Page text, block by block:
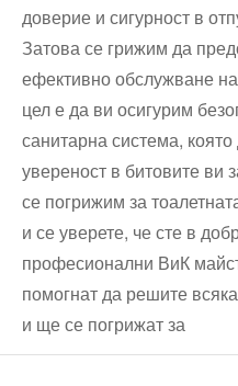
доверие и сигурност в
Затова се грижим да
ефективно обслужване
цел е да ви осигурим
санитарна система,
увереност в битовите ви
се погрижим за
и се уверете, че сте в
професионални ВиК
помогнат да решите
и ще се погрижат за